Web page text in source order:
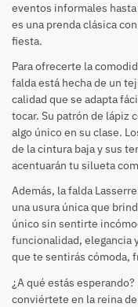
eventos informales
es una prenda clásica
fiesta.
Para ofrecerte la
falda está hecha de un
calidad que se adapta
tocar. Su patrón de lápiz
algo único en su clase.
de la cintura baja y sus
acentuarán tu silueta
Además, la falda
una usura única que
único sin sentirte
funcionalidad, elegancia
que te sentirás cómoda,
¿A qué estás
conviértete en la reina